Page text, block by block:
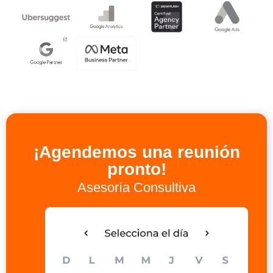
¡Agendemos una reunión
pronto!
Asesoría Consultiva